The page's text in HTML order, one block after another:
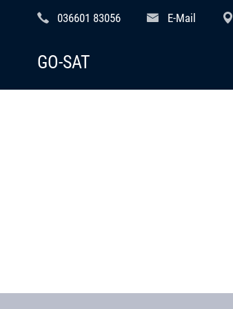
036601 83056 E-Mail
GO-SAT